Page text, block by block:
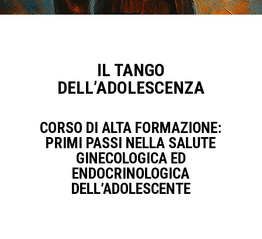
IL TANGO
DELL’ADOLESCENZA
CORSO DI ALTA FORMAZIONE:
PRIMI PASSI NELLA SALUTE
GINECOLOGICA ED
ENDOCRINOLOGICA
DELL’ADOLESCENTE